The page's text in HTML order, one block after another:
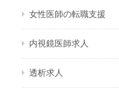
女性医師の転職支援
内視鏡医師求人
透析求人